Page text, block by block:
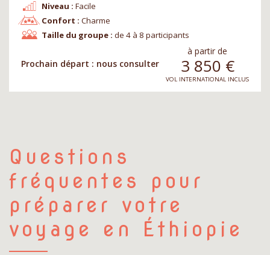
Niveau : Facile
Confort : Charme
Taille du groupe : de 4 à 8 participants
Prochain départ : nous consulter
à partir de
3 850 €
VOL INTERNATIONAL INCLUS
Questions
fréquentes pour
préparer votre
voyage en Éthiopie